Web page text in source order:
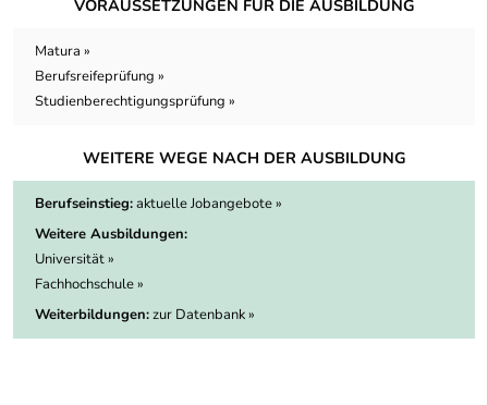
VORAUSSETZUNGEN FÜR DIE AUSBILDUNG
Matura »
Berufsreifeprüfung »
Studienberechtigungsprüfung »
WEITERE WEGE NACH DER AUSBILDUNG
Berufseinstieg:aktuelle Jobangebote »
Weitere Ausbildungen:
Universität »
Fachhochschule »
Weiterbildungen:zur Datenbank »